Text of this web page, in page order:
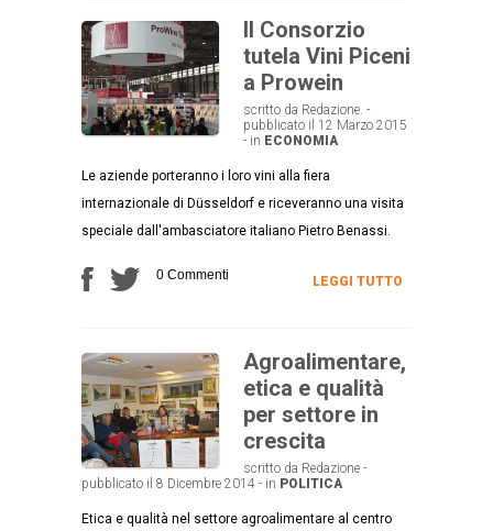
Il Consorzio
tutela Vini Piceni
a Prowein
scritto da Redazione. -
pubblicato il 12 Marzo 2015
- in ECONOMIA
Le aziende porteranno i loro vini alla fiera
internazionale di Düsseldorf e riceveranno una visita
speciale dall'ambasciatore italiano Pietro Benassi.
0 Commenti LEGGI TUTTO
Agroalimentare,
etica e qualità
per settore in
crescita
scritto da Redazione -
pubblicato il 8 Dicembre 2014 - in POLITICA
Etica e qualità nel settore agroalimentare al centro